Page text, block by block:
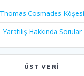
Thomas Cosmades Köşesi
Yaratılış Hakkında Sorular
ÜST VERI